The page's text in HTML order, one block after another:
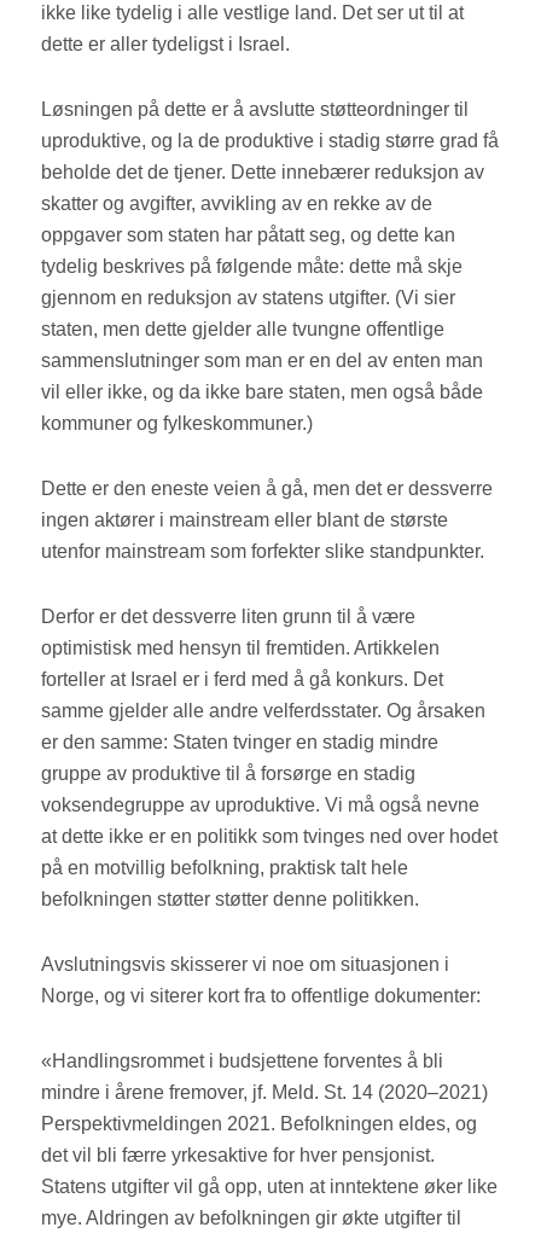
ikke like tydelig i alle vestlige land. Det ser ut til at
dette er aller tydeligst i Israel.
Løsningen på dette er å avslutte støtteordninger til
uproduktive, og la de produktive i stadig større grad få
beholde det de tjener. Dette innebærer reduksjon av
skatter og avgifter, avvikling av en rekke av de
oppgaver som staten har påtatt seg, og dette kan
tydelig beskrives på følgende måte: dette må skje
gjennom en reduksjon av statens utgifter. (Vi sier
staten, men dette gjelder alle tvungne offentlige
sammenslutninger som man er en del av enten man
vil eller ikke, og da ikke bare staten, men også både
kommuner og fylkeskommuner.)
Dette er den eneste veien å gå, men det er dessverre
ingen aktører i mainstream eller blant de største
utenfor mainstream som forfekter slike standpunkter.
Derfor er det dessverre liten grunn til å være
optimistisk med hensyn til fremtiden. Artikkelen
forteller at Israel er i ferd med å gå konkurs. Det
samme gjelder alle andre velferdsstater. Og årsaken
er den samme: Staten tvinger en stadig mindre
gruppe av produktive til å forsørge en stadig
voksendegruppe av uproduktive. Vi må også nevne
at dette ikke er en politikk som tvinges ned over hodet
på en motvillig befolkning, praktisk talt hele
befolkningen støtter støtter denne politikken.
Avslutningsvis skisserer vi noe om situasjonen i
Norge, og vi siterer kort fra to offentlige dokumenter:
«Handlingsrommet i budsjettene forventes å bli
mindre i årene fremover, jf. Meld. St. 14 (2020–2021)
Perspektivmeldingen 2021. Befolkningen eldes, og
det vil bli færre yrkesaktive for hver pensjonist.
Statens utgifter vil gå opp, uten at inntektene øker like
mye. Aldringen av befolkningen gir økte utgifter til